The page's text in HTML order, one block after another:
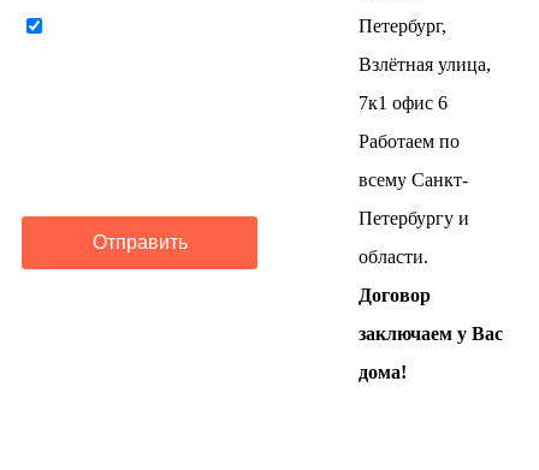
Отправить
Петербург,
Взлётная улица,
7к1 офис 6
Работаем по
всему Санкт-
Петербургу и
области.
Договор
заключаем у Вас
дома!